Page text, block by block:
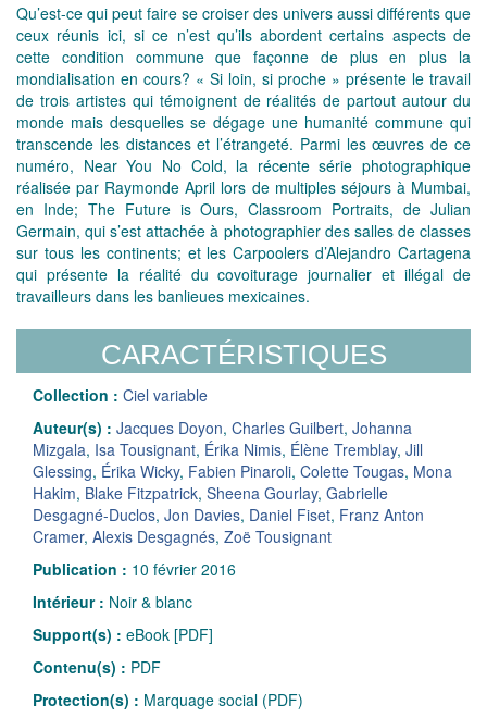
Qu’est-ce qui peut faire se croiser des univers aussi différents que
ceux réunis ici, si ce n’est qu’ils abordent certains aspects de
cette condition commune que façonne de plus en plus la
mondialisation en cours? « Si loin, si proche » présente le travail
de trois artistes qui témoignent de réalités de partout autour du
monde mais desquelles se dégage une humanité commune qui
transcende les distances et l’étrangeté. Parmi les œuvres de ce
numéro, Near You No Cold, la récente série photographique
réalisée par Raymonde April lors de multiples séjours à Mumbai,
en Inde; The Future is Ours, Classroom Portraits, de Julian
Germain, qui s’est attachée à photographier des salles de classes
sur tous les continents; et les Carpoolers d’Alejandro Cartagena
qui présente la réalité du covoiturage journalier et illégal de
travailleurs dans les banlieues mexicaines.
CARACTÉRISTIQUES
Collection : Ciel variable
Auteur(s) : Jacques Doyon, Charles Guilbert, Johanna
Mizgala, Isa Tousignant, Érika Nimis, Élène Tremblay, Jill
Glessing, Érika Wicky, Fabien Pinaroli, Colette Tougas, Mona
Hakim, Blake Fitzpatrick, Sheena Gourlay, Gabrielle
Desgagné-Duclos, Jon Davies, Daniel Fiset, Franz Anton
Cramer, Alexis Desgagnés, Zoë Tousignant
Publication : 10 février 2016
Intérieur : Noir & blanc
Support(s) : eBook [PDF]
Contenu(s) : PDF
Protection(s) : Marquage social (PDF)